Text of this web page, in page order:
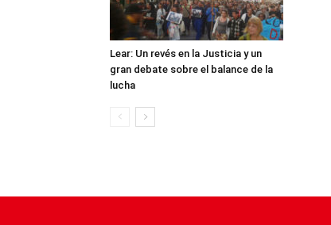
Lear: Un revés en la Justicia y un
gran debate sobre el balance de la
lucha